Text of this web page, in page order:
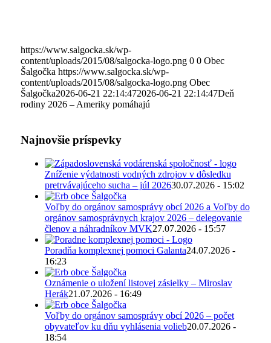
https://www.salgocka.sk/wp-
content/uploads/2015/08/salgocka-logo.png 0 0 Obec
Šalgočka https://www.salgocka.sk/wp-
content/uploads/2015/08/salgocka-logo.png Obec
Šalgočka2026-06-21 22:14:472026-06-21 22:14:47Deň
rodiny 2026 – Ameriky pomáhajú
Najnovšie príspevky
Zníženie výdatnosti vodných zdrojov v dôsledku
pretrvávajúceho sucha – júl 202630.07.2026 - 15:02
Voľby do orgánov samosprávy obcí 2026 a Voľby do
orgánov samosprávnych krajov 2026 – delegovanie
členov a náhradníkov MVK27.07.2026 - 15:57
Poradňa komplexnej pomoci Galanta24.07.2026 -
16:23
Oznámenie o uložení listovej zásielky – Miroslav
Herák21.07.2026 - 16:49
Voľby do orgánov samosprávy obcí 2026 – počet
obyvateľov ku dňu vyhlásenia volieb20.07.2026 -
18:54